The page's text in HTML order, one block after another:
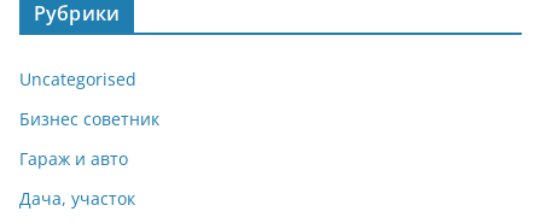
Рубрики
Uncategorised
Бизнес советник
Гараж и авто
Дача, участок